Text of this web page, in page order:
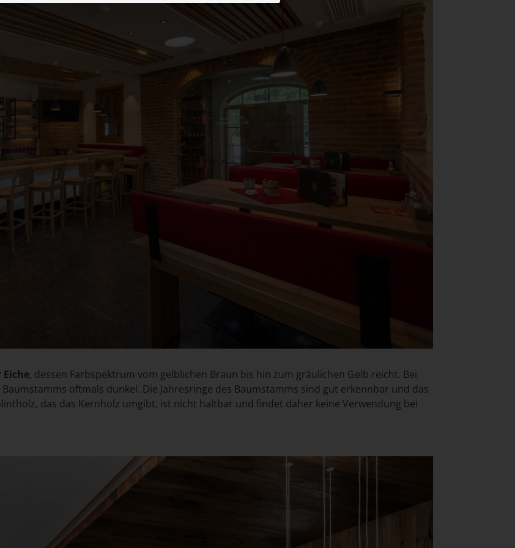
Eiche, dessen Farbspektrum vom gelblichen Braun bis hin zum gräulichen Gelb reicht. Bei
oftmals dunkel. Die Jahresringe des Baumstamms sind gut erkennbar und das
das das Kernholz umgibt, ist nicht haltbar und findet daher keine Verwendung bei